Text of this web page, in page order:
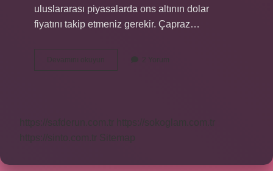
uluslararası piyasalarda ons altının dolar
fiyatını takip etmeniz gerekir. Çapraz…
Devamını okuyun
Altın
2 Yorum
https://safderun.com.tr
https://sokoglam.com.tr
https://sinto.com.tr
Sitemap